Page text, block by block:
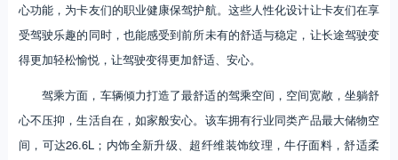
心功能，为卡友们的职业健康保驾护航。这些人性化设计让卡友们在享
受驾驶乐趣的同时，也能感受到前所未有的舒适与稳定，让长途驾驶变
得更加轻松愉悦，让驾驶变得更加舒适、安心。
驾乘方面，车辆倾力打造了最舒适的驾乘空间，空间宽敞，坐躺舒
心不压抑，生活自在，如家般安心。该车拥有行业同类产品最大储物空
间，可达26.6L；内饰全新升级、超纤维装饰纹理，牛仔面料，舒适柔